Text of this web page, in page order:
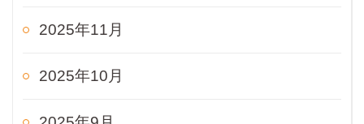
2025年11月
2025年10月